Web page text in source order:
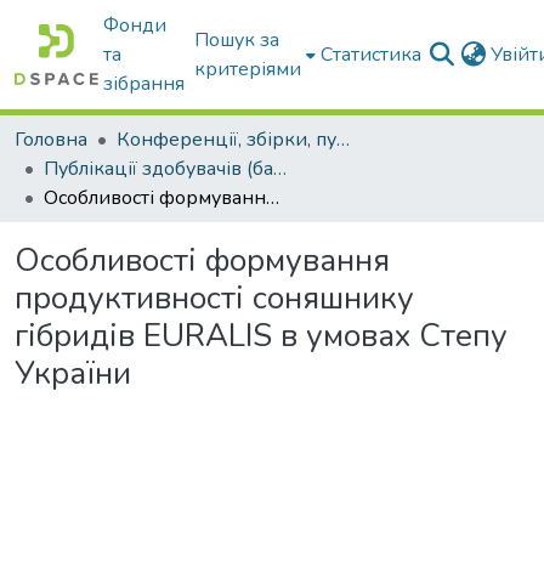
Фонди
та
зібрання
Пошук за
критеріями
Статистика
Головна
Конференції, збірки, публікації молодих вчених і здобувачів : магістрів, бакалаврів, аспірантів.
Публікації здобувачів (бакалаврів. магістрів, аспірантів)
Особливості формування продуктивності соняшнику гібридів EURALIS в умовах Степу України
Особливості формування
продуктивності соняшнику
гібридів EURALIS в умовах Степу
України